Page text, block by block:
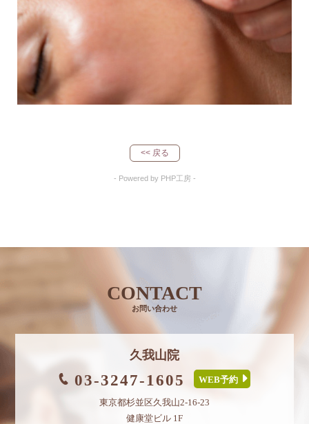
<< 戻る
- Powered by PHP工房 -
CONTACT
お問い合わせ
久我山院
03-3247-1605 WEB予約
東京都杉並区久我山2-16-23
健康堂ビル 1F